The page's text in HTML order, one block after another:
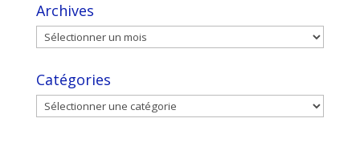
Archives
Catégories